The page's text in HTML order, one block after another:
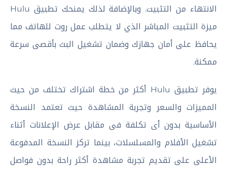
الانتهاء من التثبيت. وبالإضافة لذلك يمنحك تطبيق Hulu
ميزة التثبيت المباشر الذي لا يتطلب عمل روت للهاتف مما
يحافظ على أمان جهازك وضمان تشغيل البث بأقصى سرعة
ممكنة.
يوفر تطبيق Hulu أكثر من خطة اشتراك تختلف من حيث
المميزات والسعر وتجربة المشاهدة حيث تعتمد النسخة
الأساسية بدون أى تكلفة فى مقابل عرض الإعلانات أثناء
تشغيل الأفلام والمسلسلات، بينما تركز النسخة المدفوعة
الأعلى على تقديم تجربة مشاهدة أكثر راحة بدون فواصل